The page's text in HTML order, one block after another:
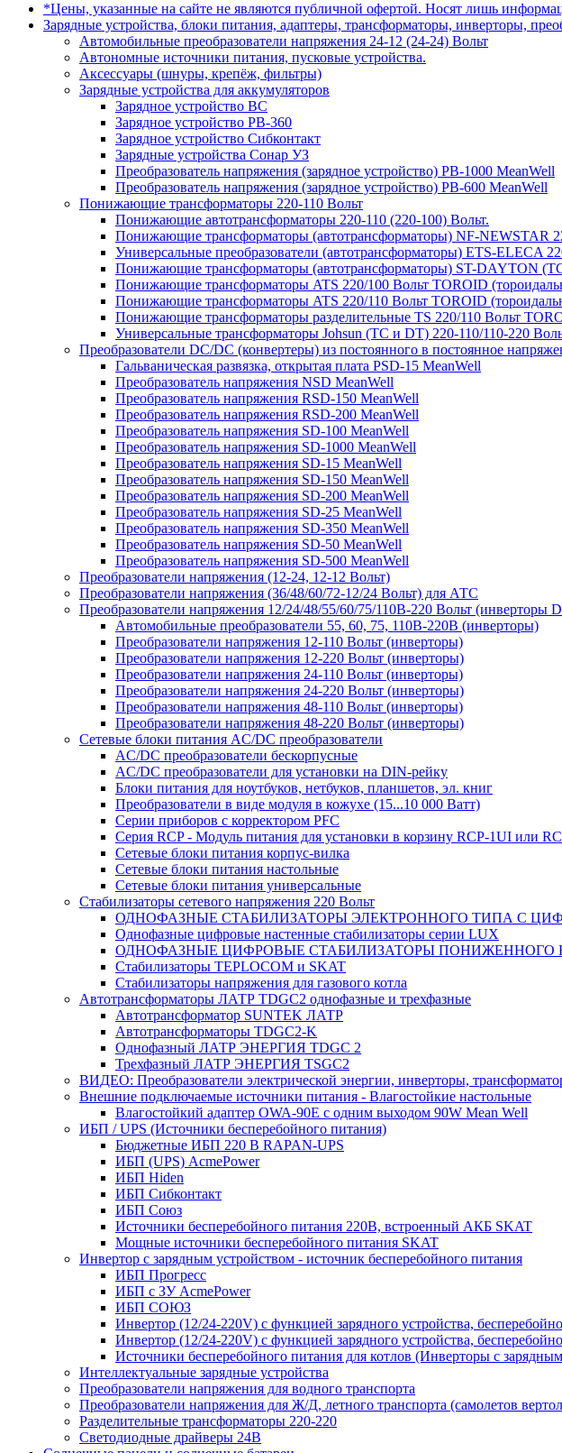
*Цены, указанные на сайте не являются публичной офертой. Носят лишь
Зарядные устройства, блоки питания, адаптеры, трансформаторы, инверторы,
Автомобильные преобразователи напряжения 24-12 (24-24) Вольт
Автономные источники питания, пусковые устройства.
Аксессуары (шнуры, крепёж, фильтры)
Зарядные устройства для аккумуляторов
Зарядное устройство BC
Зарядное устройство PB-360
Зарядное устройство Сибконтакт
Зарядные устройства Сонар УЗ
Преобразователь напряжения (зарядное устройство) PB-1000 MeanWell
Преобразователь напряжения (зарядное устройство) PB-600 MeanWell
Понижающие трансформаторы 220-110 Вольт
Понижающие автотрансформаторы 220-110 (220-100) Вольт.
Понижающие трансформаторы (автотрансформаторы) NF-NEWSTAR
Универсальные преобразователи (автотрансформаторы) ETS-ELECA
Понижающие трансформаторы (автотрансформаторы) ST-DAYTON
Понижающие трансформаторы ATS 220/100 Вольт TOROID
Понижающие трансформаторы ATS 220/110 Вольт TOROID
Понижающие трансформаторы разделительные TS 220/110 Вольт
Универсальные трансформаторы Johsun (TС и DT) 220-110/110-220
Преобразователи DC/DC (конвертеры) из постоянного в постоянное
Гальваническая развязка, открытая плата PSD-15 MeanWell
Преобразователь напряжения NSD MeanWell
Преобразователь напряжения RSD-150 MeanWell
Преобразователь напряжения RSD-200 MeanWell
Преобразователь напряжения SD-100 MeanWell
Преобразователь напряжения SD-1000 MeanWell
Преобразователь напряжения SD-15 MeanWell
Преобразователь напряжения SD-150 MeanWell
Преобразователь напряжения SD-200 MeanWell
Преобразователь напряжения SD-25 MeanWell
Преобразователь напряжения SD-350 MeanWell
Преобразователь напряжения SD-50 MeanWell
Преобразователь напряжения SD-500 MeanWell
Преобразователи напряжения (12-24, 12-12 Вольт)
Преобразователи напряжения (36/48/60/72-12/24 Вольт) для АТС
Преобразователи напряжения 12/24/48/55/60/75/110В-220 Вольт (инверторы
Автомобильные преобразователи 55, 60, 75, 110В-220В (инверторы)
Преобразователи напряжения 12-110 Вольт (инверторы)
Преобразователи напряжения 12-220 Вольт (инверторы)
Преобразователи напряжения 24-110 Вольт (инверторы)
Преобразователи напряжения 24-220 Вольт (инверторы)
Преобразователи напряжения 48-110 Вольт (инверторы)
Преобразователи напряжения 48-220 Вольт (инверторы)
Сетевые блоки питания AC/DC преобразователи
AC/DC преобразователи бескорпусные
AC/DC преобразователи для установки на DIN-рейку
Блоки питания для ноутбуков, нетбуков, планшетов, эл. книг
Преобразователи в виде модуля в кожухе (15...10 000 Ватт)
Серии приборов с корректором PFC
Серия RCP - Модуль питания для установки в корзину RCP-1UI или
Сетевые блоки питания корпус-вилка
Сетевые блоки питания настольные
Сетевые блоки питания универсальные
Стабилизаторы сетевого напряжения 220 Вольт
ОДНОФАЗНЫЕ СТАБИЛИЗАТОРЫ ЭЛЕКТРОННОГО ТИПА С
Однофазные цифровые настенные стабилизаторы серии LUX
ОДНОФАЗНЫЕ ЦИФРОВЫЕ СТАБИЛИЗАТОРЫ ПОНИЖЕННОГО
Стабилизаторы TEPLOCOM и SKAT
Стабилизаторы напряжения для газового котла
Автотрансформаторы ЛАТР TDGC2 однофазные и трехфазные
Автотрансформатор SUNTEK ЛАТР
Автотрансформаторы TDGC2-K
Однофазный ЛАТР ЭНЕРГИЯ TDGC 2
Трехфазный ЛАТР ЭНЕРГИЯ TSGC2
ВИДЕО: Преобразователи электрической энергии, инверторы,
Внешние подключаемые источники питания - Влагостойкие настольные
Влагостойкий адаптер OWA-90E с одним выходом 90W Mean Well
ИБП / UPS (Источники бесперебойного питания)
Бюджетные ИБП 220 В RAPAN-UPS
ИБП (UPS) AcmePower
ИБП Hiden
ИБП Сибконтакт
ИБП Союз
Источники бесперебойного питания 220В, встроенный АКБ SKAT
Мощные источники бесперебойного питания SKAT
Инвертор с зарядным устройством - источник бесперебойного питания
ИБП Прогресс
ИБП с ЗУ AcmePower
ИБП СОЮЗ
Инвертор (12/24-220V) с функцией зарядного устройства,
Инвертор (12/24-220V) с функцией зарядного устройства,
Источники бесперебойного питания для котлов (Инверторы с
Интеллектуальные зарядные устройства
Преобразователи напряжения для водного транспорта
Преобразователи напряжения для Ж/Д, летного транспорта (самолетов
Разделительные трансформаторы 220-220
Светодиодные драйверы 24В